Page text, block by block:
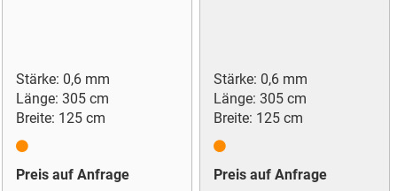
Stärke: 0,6 mm
Länge: 305 cm
Breite: 125 cm
Preis auf Anfrage
Stärke: 0,6 mm
Länge: 305 cm
Breite: 125 cm
Preis auf Anfrage